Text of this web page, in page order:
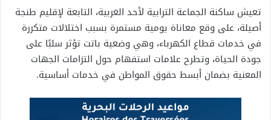
تعيش ساكنة الجماعة الترابية لأحد الغربية، التابعة لإقليم طنجة
أصيلة، على وقع معاناة يومية مستمرة بسبب اختلالات متكررة
في خدمات قطاع الكهرباء، وهي وضعية باتت تؤثر سلبًا على
جودة الحياة، وتطرح علامات استفهام حول التزامات الجهات
المعنية بضمان أبسط حقوق المواطن في خدمات أساسية.